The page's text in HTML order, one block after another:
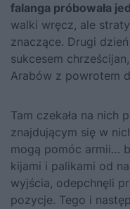
falanga próbowała
walki wręcz, ale
znaczące. Drugi
sukcesem
Arabów z powrotem
Tam czekała na nich
znajdującym się w
mogą pomóc armii…
kijami i palikami od
wyjścia, odepchnęli
pozycje. Tego i